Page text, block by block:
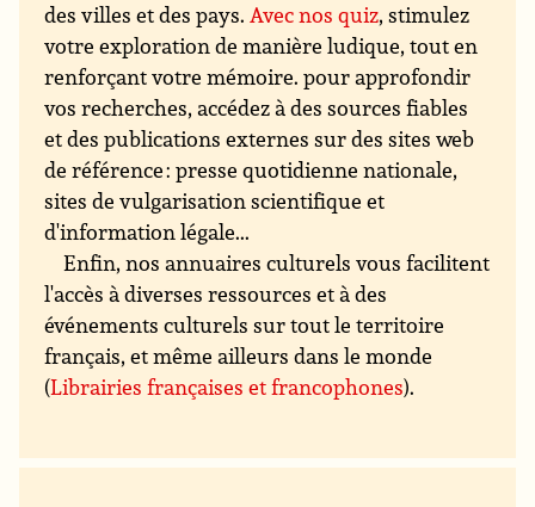
des villes et des pays. Avec nos quiz, stimulez
votre exploration de manière ludique, tout en
renforçant votre mémoire. pour approfondir
vos recherches, accédez à des sources fiables
et des publications externes sur des sites web
de référence : presse quotidienne nationale,
sites de vulgarisation scientifique et
d'information légale...
Enfin, nos annuaires culturels vous facilitent
l'accès à diverses ressources et à des
événements culturels sur tout le territoire
français, et même ailleurs dans le monde
(Librairies françaises et francophones).